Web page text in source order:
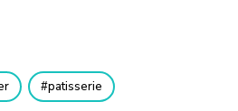
patisserie